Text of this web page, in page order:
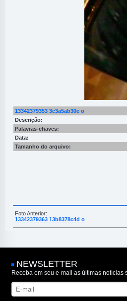
13342379353 3c3a5ab30e o
Descrição:
Palavras-chaves:
Data:
Tamanho do arquivo:
Foto Anterior:
13342379363 13b8378c4d o
NEWSLETTER
Receba em seu e-mail as últimas notícias